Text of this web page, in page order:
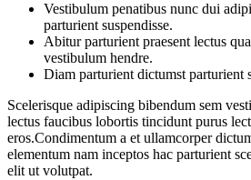
Vestibulum penatibus nunc dui
parturient suspendisse.
Abitur parturient praesent lectus
vestibulum hendre.
Diam parturient dictumst parturient
Scelerisque adipiscing bibendum sem
lectus faucibus lobortis tincidunt purus
eros.Condimentum a et ullamcorper
elementum nam inceptos hac parturient
elit ut volutpat.